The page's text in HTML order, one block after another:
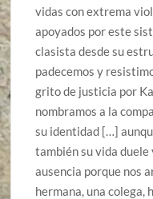
vidas con extrema
apoyados por este
clasista desde su
padecemos y
grito de justicia por
nombramos a la
su identidad […]
también su vida duele
ausencia porque nos
hermana, una colega,